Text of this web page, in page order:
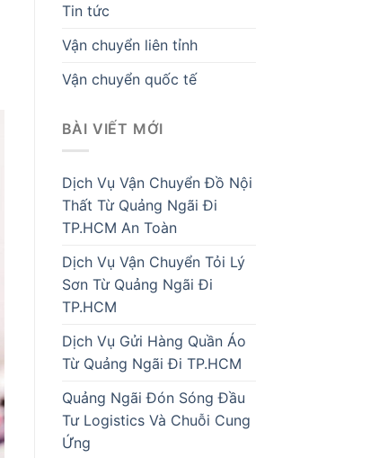
Tin tức
Vận chuyển liên tỉnh
Vận chuyển quốc tế
BÀI VIẾT MỚI
Dịch Vụ Vận Chuyển Đồ Nội
Thất Từ Quảng Ngãi Đi
TP.HCM An Toàn
Dịch Vụ Vận Chuyển Tỏi Lý
Sơn Từ Quảng Ngãi Đi
TP.HCM
Dịch Vụ Gửi Hàng Quần Áo
Từ Quảng Ngãi Đi TP.HCM
Quảng Ngãi Đón Sóng Đầu
Tư Logistics Và Chuỗi Cung
Ứng